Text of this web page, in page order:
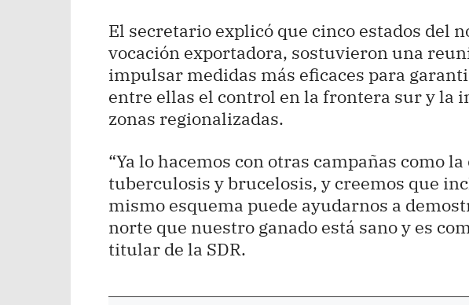
El secretario explicó que cinco estados del
vocación exportadora, sostuvieron una
impulsar medidas más eficaces para
entre ellas el control en la frontera sur y la
zonas regionalizadas.
“Ya lo hacemos con otras campañas como
tuberculosis y brucelosis, y creemos que
mismo esquema puede ayudarnos a
norte que nuestro ganado está sano y es
titular de la SDR.